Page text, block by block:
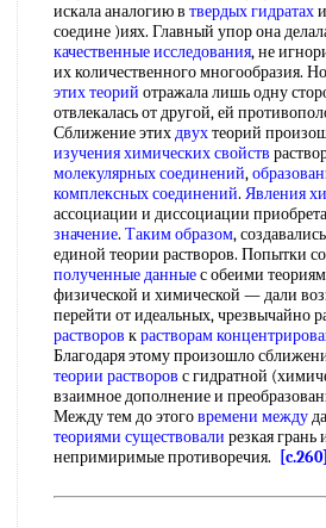
искала аналогию в твердых гидратах
соедине )иях. Главный упор она
качественные исследования, не
их количественного многообразия.
этих теорий отражала лишь одну
отвлекалась от другой, ей
Сближение этихдвухтеорий
изучения химических свойств
молекулярных соединений,
комплексных соединений. Явления
ассоциации и диссоциации
значение. Таким образом,
единой теории растворов. Попытки
полученные данныес обеими
физической и химической — дали
перейти от идеальных, чрезвычайно
растворов крастворам
Благодаря этому произошло
теории растворов с гидратной
взаимное дополнение и
Между тем до этоговремени между
теориями существовали резкая грань
непримиримые противоречия.
[c.260]